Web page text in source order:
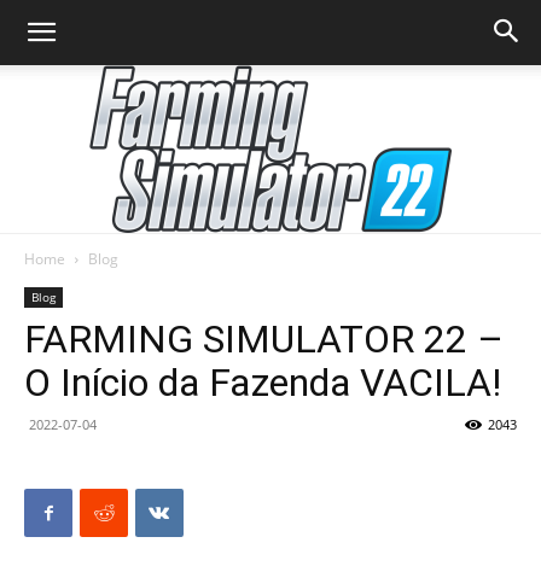
Simulator
Home Blog
Blog
FARMING SIMULATOR 22 –
O Início da Fazenda VACILA!
2022-07-04 2043